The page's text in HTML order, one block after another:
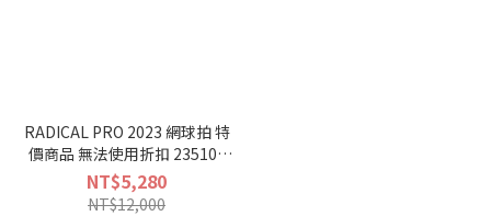
RADICAL PRO 2023 網球拍 特
價商品 無法使用折扣 235103
促銷商品無保固 不可退換
NT$5,280
NT$12,000